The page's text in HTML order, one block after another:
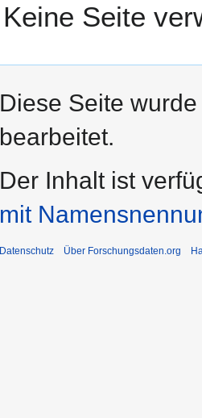
Keine Seite
Diese Seite
bearbeitet.
Der Inhalt ist
mit
Datenschutz Über Forschungsdaten.org